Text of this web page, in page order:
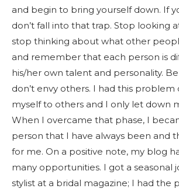
and begin to bring yourself down. If
don’t fall into that trap. Stop looking
stop thinking about what other
and remember that each person is
his/her own talent and personality.
don’t envy others. I had this
myself to others and I only let down
When I overcame that phase, I
person that I have always been and
for me. On a positive note, my blog
many opportunities. I got a seasonal
stylist at a bridal magazine; I had the